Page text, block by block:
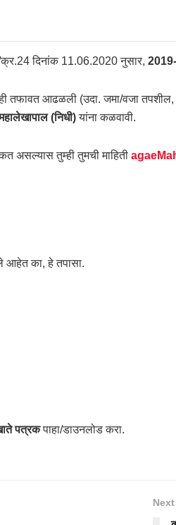
दिनांक 11.06.2020 नुसार, 2019-
तफावत आढळली (उदा. जमा/वजा
(निधी)यांना कळवावी.
असल्यास तुम्ही तुमची माहिती
आहेत का, हे तपासा.
पत्रकपाहा/डाउनलोड करा.